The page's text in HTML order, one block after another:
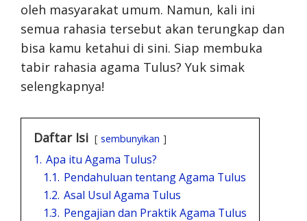
oleh masyarakat umum. Namun, kali ini
semua rahasia tersebut akan terungkap dan
bisa kamu ketahui di sini. Siap membuka
tabir rahasia agama Tulus? Yuk simak
selengkapnya!
Daftar Isi sembunyikan
1. Apa itu Agama Tulus?
1.1. Pendahuluan tentang Agama Tulus
1.2. Asal Usul Agama Tulus
1.3. Pengajian dan Praktik Agama Tulus